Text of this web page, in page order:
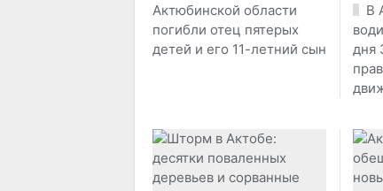
Актюбинской области
погибли отец пятерых
детей и его 11-летний сын
В
дня